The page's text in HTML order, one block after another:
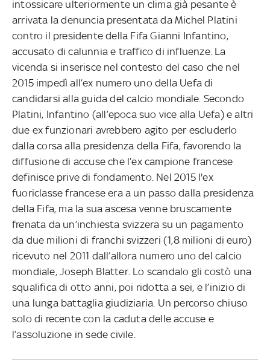
intossicare ulteriormente un clima già pesante è
arrivata la denuncia presentata da Michel Platini
contro il presidente della Fifa Gianni Infantino,
accusato di calunnia e traffico di influenze. La
vicenda si inserisce nel contesto del caso che nel
2015 impedì all’ex numero uno della Uefa di
candidarsi alla guida del calcio mondiale. Secondo
Platini, Infantino (all’epoca suo vice alla Uefa) e altri
due ex funzionari avrebbero agito per escluderlo
dalla corsa alla presidenza della Fifa, favorendo la
diffusione di accuse che l’ex campione francese
definisce prive di fondamento. Nel 2015 l'ex
fuoriclasse francese era a un passo dalla presidenza
della Fifa, ma la sua ascesa venne bruscamente
frenata da un’inchiesta svizzera su un pagamento
da due milioni di franchi svizzeri (1,8 milioni di euro)
ricevuto nel 2011 dall’allora numero uno del calcio
mondiale, Joseph Blatter. Lo scandalo gli costò una
squalifica di otto anni, poi ridotta a sei, e l’inizio di
una lunga battaglia giudiziaria. Un percorso chiuso
solo di recente con la caduta delle accuse e
l’assoluzione in sede civile.